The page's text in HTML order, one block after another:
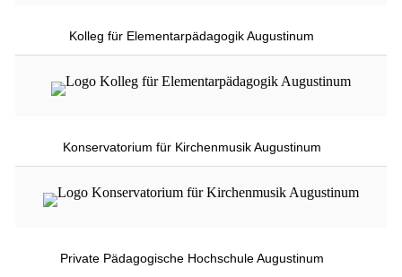
Kolleg für Elementarpädagogik Augustinum
Konservatorium für Kirchenmusik Augustinum
Private Pädagogische Hochschule Augustinum